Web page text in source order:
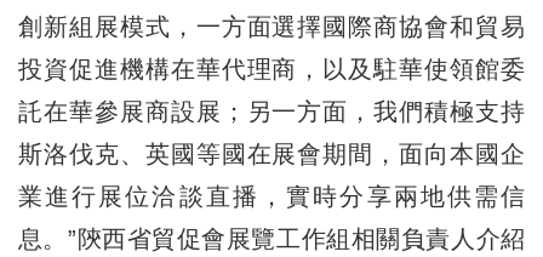
創新組展模式，一方面選擇國際商協會和貿易
投資促進機構在華代理商，以及駐華使領館委
託在華參展商設展；另一方面，我們積極支持
斯洛伐克、英國等國在展會期間，面向本國企
業進行展位洽談直播，實時分享兩地供需信
息。”陝西省貿促會展覽工作組相關負責人介紹